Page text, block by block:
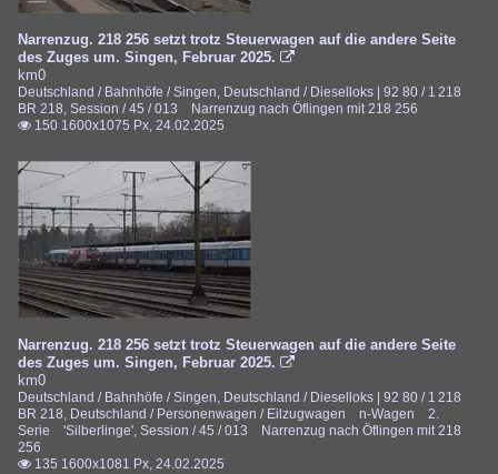
Narrenzug. 218 256 setzt trotz Steuerwagen auf die andere Seite
des Zuges um. Singen, Februar 2025. 
km0
Deutschland / Bahnhöfe / Singen, Deutschland / Dieselloks | 92 80 / 1 218
BR 218, Session / 45 / 013 Narrenzug nach Öflingen mit 218 256
 150 1600x1075 Px, 24.02.2025
Narrenzug. 218 256 setzt trotz Steuerwagen auf die andere Seite
des Zuges um. Singen, Februar 2025. 
km0
Deutschland / Bahnhöfe / Singen, Deutschland / Dieselloks | 92 80 / 1 218
BR 218, Deutschland / Personenwagen / Eilzugwagen n-Wagen 2.
Serie 'Silberlinge', Session / 45 / 013 Narrenzug nach Öflingen mit 218
256
 135 1600x1081 Px, 24.02.2025